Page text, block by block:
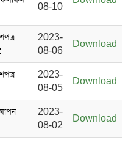
08-10
2023-
08-06
Download
2023-
08-05
Download
2023-
08-02
Download